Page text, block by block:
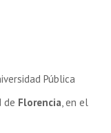
Pública
de Florencia, en el